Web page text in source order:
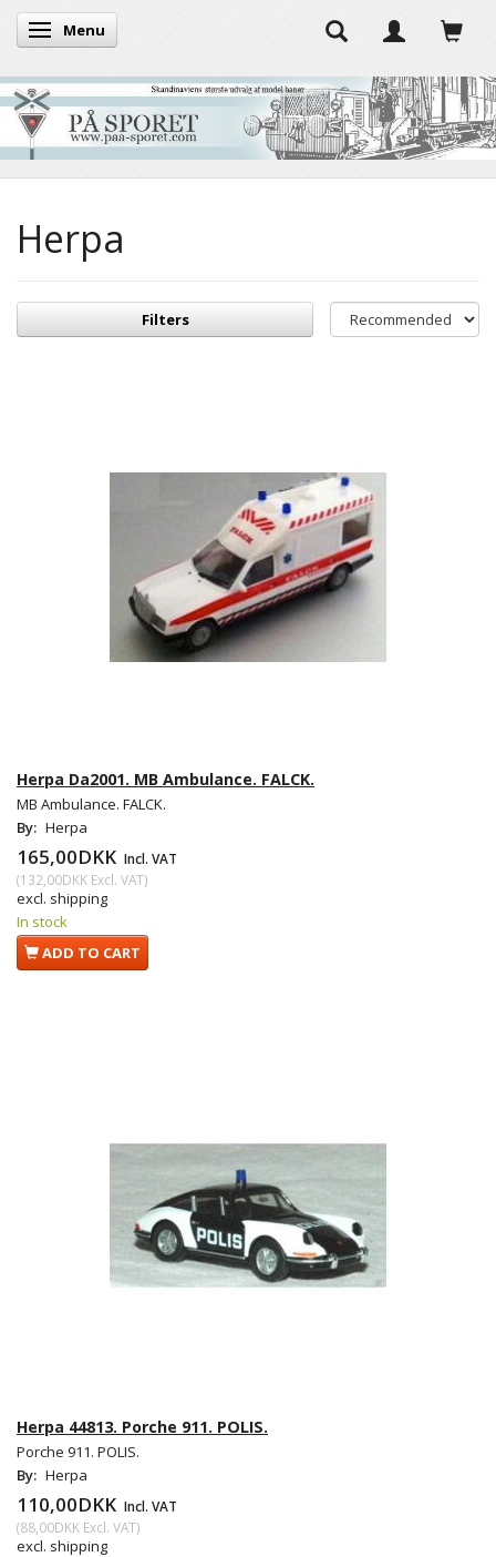
Toggle navigation
Menu
Herpa
Filters
Herpa Da2001. MB Ambulance. FALCK.
MB Ambulance. FALCK.
By: Herpa
165,00DKK Incl. VAT
(132,00DKK Excl. VAT)
excl. shipping
In stock
ADD TO CART
Herpa 44813. Porche 911. POLIS.
Porche 911. POLIS.
By: Herpa
110,00DKK Incl. VAT
(88,00DKK Excl. VAT)
excl. shipping